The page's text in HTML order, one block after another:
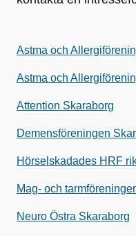
Astma och
Astma och
Attention Skaraborg
Demensföreningen
Hörselskadades HRF
Mag- och
Neuro Östra Skaraborg